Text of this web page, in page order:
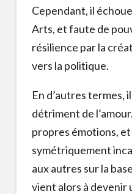
Cependant, il
Arts, et faute de
résilience par la
vers la politique.
En d’autres termes,
détriment de
propres émotions,
symétriquement
aux autres sur la
vient alors à devenir